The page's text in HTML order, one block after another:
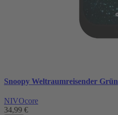
Snoopy Weltraumreisender Grün
NIVOcore
34,99 €